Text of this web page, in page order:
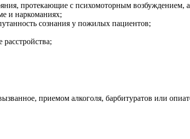
протекающие с психомоторным возбуждением,
и наркоманиях;
сознания у пожилых пациентов;
приемом алкоголя, барбитуратов или